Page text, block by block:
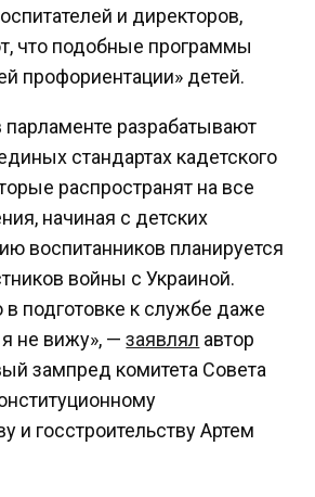
и директоров,
что подобные программы
профориентации» детей.
разрабатывают
стандартах кадетского
распространят на все
начиная с детских
воспитанников планируется
войны с Украиной.
в подготовке к службе даже
я не вижу», —заявлял автор
зампред комитета Совета
и госстроительству Артем